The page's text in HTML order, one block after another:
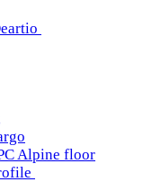
Alpine floor